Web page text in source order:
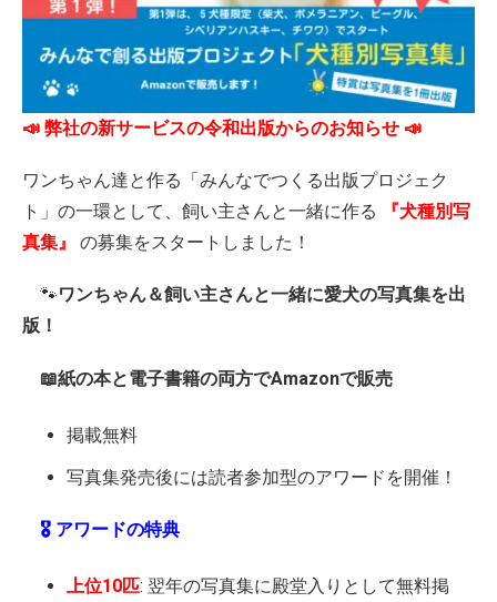
📣 弊社の新サービスの令和出版からのお知らせ 📣
ワンちゃん達と作る「みんなでつくる出版プロジェク
ト」の一環として、飼い主さんと一緒に作る
『犬種別写
真集』
の募集をスタートしました！
🐾ワンちゃん＆飼い主さんと一緒に愛犬の写真集を出
版！
📖紙の本と電子書籍の両方でAmazonで販売
掲載無料
写真集発売後には読者参加型のアワードを開催！
🎖️ アワードの特典
上位10匹: 翌年の写真集に殿堂入りとして無料掲